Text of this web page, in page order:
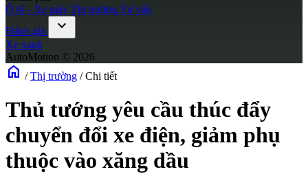
Ô tô - Xe máy Thị trường Tư vấn
Đánh giá
expand_more
Xe xanh
AutoMotion © 2026
home / Thị trường / Chi tiết
Thủ tướng yêu cầu thúc đẩy
chuyển đổi xe điện, giảm phụ
thuộc vào xăng dầu